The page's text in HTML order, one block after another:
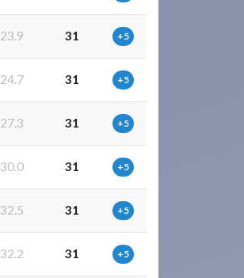
23.9 31 +5
24.7 31 +5
27.3 31 +5
30.0 31 +5
32.5 31 +5
32.2 31 +5